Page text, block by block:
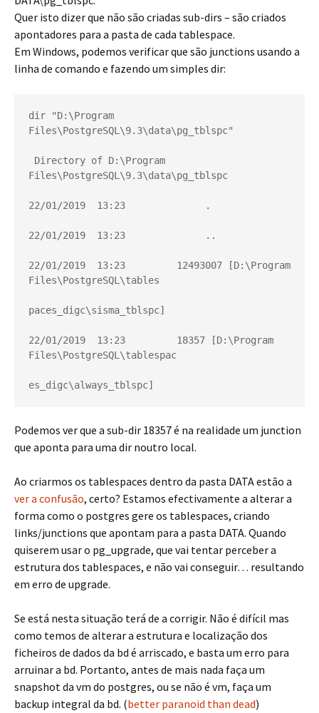
Quer isto dizer que não são criadas sub-dirs – são criados
apontadores para a pasta de cada tablespace.
Em Windows, podemos verificar que são junctions usando a
linha de comando e fazendo um simples dir:
dir "D:\Program
Files\PostgreSQL\9.3\data\pg_tblspc"
Files\PostgreSQL\9.3\data\pg_tblspc
22/01/2019  13:23              .
22/01/2019  13:23              ..
22/01/2019  13:23         12493007 [D:\Program
Files\PostgreSQL\tables
paces_digc\sisma_tblspc]
22/01/2019  13:23         18357 [D:\Program
Files\PostgreSQL\tablespac
Podemos ver que a sub-dir 18357 é na realidade um junction
que aponta para uma dir noutro local.
Ao criarmos os tablespaces dentro da pasta DATA estão a
ver a confusão, certo? Estamos efectivamente a alterar a
forma como o postgres gere os tablespaces, criando
links/junctions que apontam para a pasta DATA. Quando
quiserem usar o pg_upgrade, que vai tentar perceber a
estrutura dos tablespaces, e não vai conseguir… resultando
em erro de upgrade.
Se está nesta situação terá de a corrigir. Não é difícil mas
como temos de alterar a estrutura e localização dos
ficheiros de dados da bd é arriscado, e basta um erro para
arruinar a bd. Portanto, antes de mais nada faça um
snapshot da vm do postgres, ou se não é vm, faça um
backup integral da bd. (better paranoid than dead)